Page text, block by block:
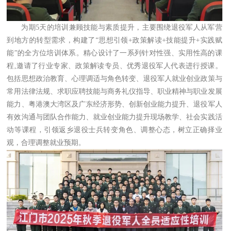
为期5天的培训兼顾技能与素质提升，主要围绕退役军人从军营
到地方的转型需求，构建了“思想引领+政策解读+技能提升+实践赋
能”的全方位培训体系。精心设计了一系列针对性强、实用性高的课
程,邀请了行业专家、政策解读专员、优秀退役军人代表进行授课。
包括思想政治教育、心理调适与角色转变、退役军人就业创业政策与
常用法律法规、求职应聘技能与商务礼仪指导、职业精神与职业发展
能力、粤港澳大湾区及广东经济形势、创新创业能力提升、退役军人
有效沟通与团队合作能力、就业创业能力提升现场教学、社会实践活
动等课程，引领返乡退役士兵转变角色、调整心态，树立正确择业
观，合理调整就业预期。